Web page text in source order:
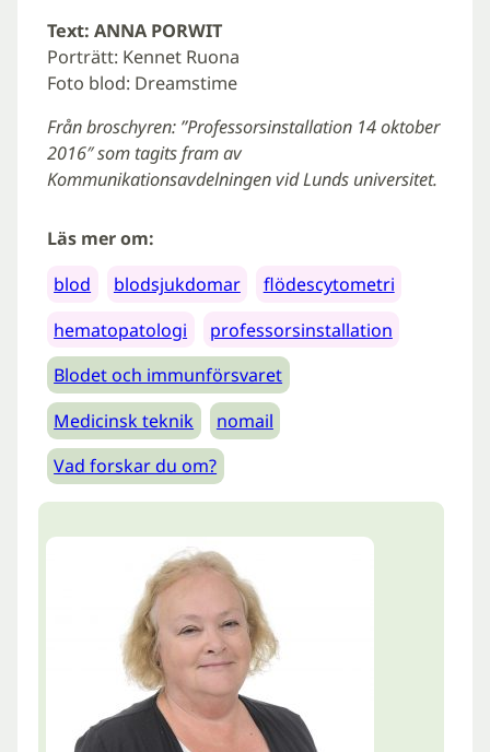
Text: ANNA PORWIT
Porträtt: Kennet Ruona
Foto blod: Dreamstime
Från broschyren: ”Professorsinstallation 14 oktober
2016″ som tagits fram av
Kommunikationsavdelningen vid Lunds universitet.
Läs mer om:
blod
blodsjukdomar
flödescytometri
hematopatologi
professorsinstallation
Blodet och immunförsvaret
Medicinsk teknik
nomail
Vad forskar du om?